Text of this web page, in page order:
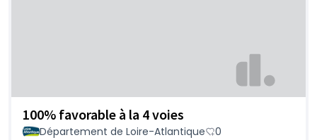
100% favorable à la 4 voies
Département de Loire-Atlantique 0